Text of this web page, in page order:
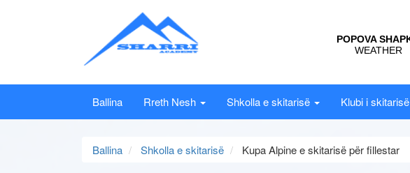
Ballina Rreth Nesh Shkolla e skitarisë Klubi i skitarisë
Ballina Shkolla e skitarisë Kupa Alpine e skitarisë për fillestar